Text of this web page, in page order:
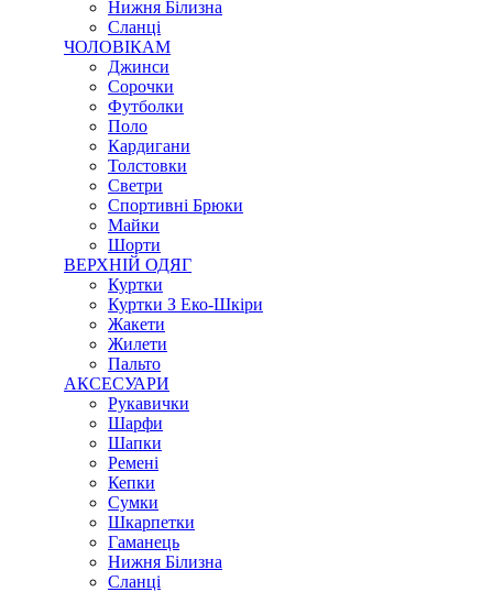
Нижня Білизна
Сланці
ЧОЛОВІКАМ
Джинси
Сорочки
Футболки
Поло
Кардигани
Толстовки
Светри
Спортивні Брюки
Майки
Шорти
ВЕРХНІЙ ОДЯГ
Куртки
Куртки З Еко-Шкіри
Жакети
Жилети
Пальто
АКСЕСУАРИ
Рукавички
Шарфи
Шапки
Ремені
Кепки
Сумки
Шкарпетки
Гаманець
Нижня Білизна
Сланці